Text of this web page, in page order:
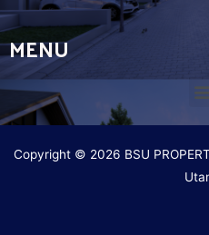
MENU
Copyright © 2026 BSU